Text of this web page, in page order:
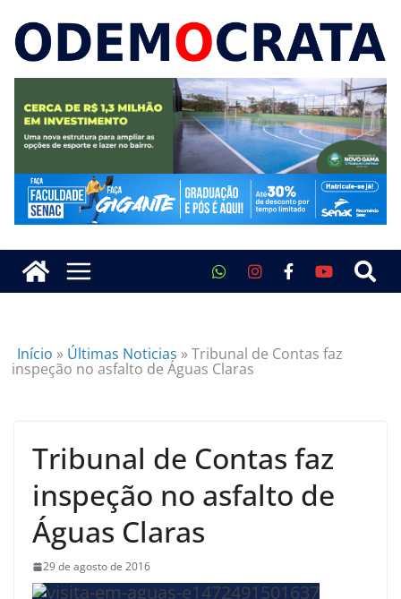
Início » Últimas Noticias »Tribunal de Contas faz
inspeção no asfalto de Águas Claras
Tribunal de Contas faz
inspeção no asfalto de
Águas Claras
29 de agosto de 2016